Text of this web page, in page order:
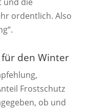
ordentlich. Also
für den Winter
Frostschutz
ob und